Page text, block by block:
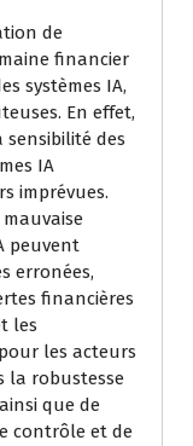
de
financier
systèmes IA,
En effet,
des
IA
imprévues.
peuvent
erronées,
financières
les
les acteurs
la robustesse
que de
contrôle et de